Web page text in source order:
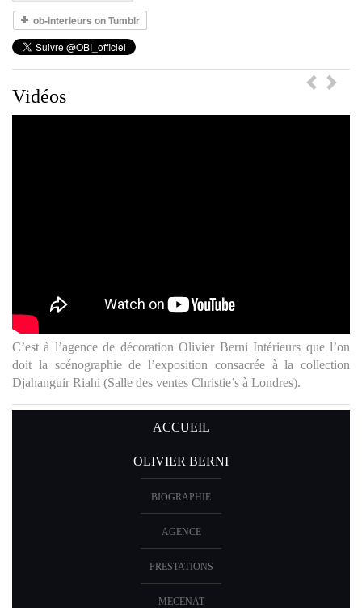
Vidéos
En créant la collection « Volanges », Olivier Berni a voulu
remettre à l’honneur le foisonnement créatif des styles décoratifs
français des 18e et 19e siècles. Ligne de passementerie disponible
OLIVIER BERNI
BIOGRAPHIE
AGENCE
PRESTATIONS